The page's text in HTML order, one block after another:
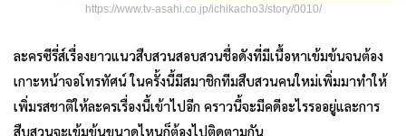
https://www.tv-asahi.co.jp/ichikacho3/story/0010/
ละครซีรี่ส์เรื่องยาวแนวสืบสวนสอบสวนชื่อดังที่มีเนื้อหาเข้มข้นจนต้อง
เกาะหน้าจอโทรทัศน์ ในครั้งนี้มีสมาชิกทีมสืบสวนคนใหม่เพิ่มมาทำให้
เพิ่มรสชาติให้ละครเรื่องนี้เข้าไปอีก คราวนี้จะมีคดีอะไรรออยู่และการ
สืบสวนจะเข้มข้นขนาดไหนก็ต้องไปติดตามกัน